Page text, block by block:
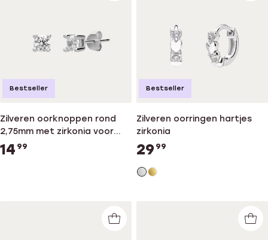
Zilveren oorknoppen rond
2,75mm met zirkonia voor
dames
14 99
Bestseller
Zilveren oorringen hartjes
zirkonia
29 99
Bestseller